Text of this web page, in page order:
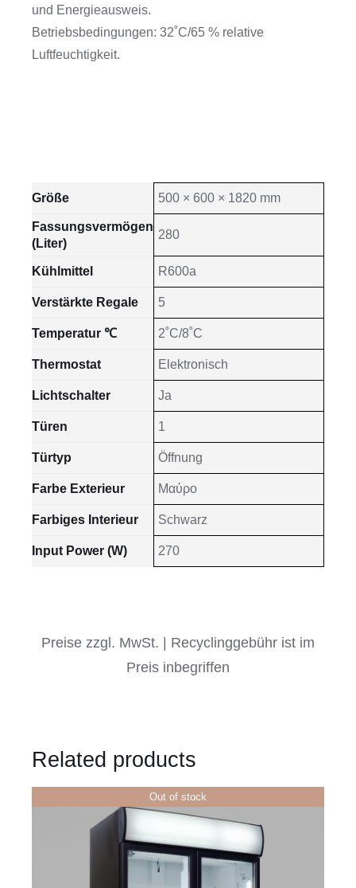
und Energieausweis.
Betriebsbedingungen: 32˚C/65 % relative
Luftfeuchtigkeit.
Größe 500 × 600 × 1820 mm
Fassungsvermögen
(Liter)
280
Kühlmittel R600a
Verstärkte Regale 5
Temperatur ℃ 2˚C/8˚C
Thermostat Elektronisch
Lichtschalter Ja
Türen 1
Türtyp Öffnung
Farbe Exterieur Μαύρο
Farbiges Interieur Schwarz
Input Power (W) 270
Preise zzgl. MwSt. | Recyclinggebühr ist im
Preis inbegriffen
Related products
Out of stock